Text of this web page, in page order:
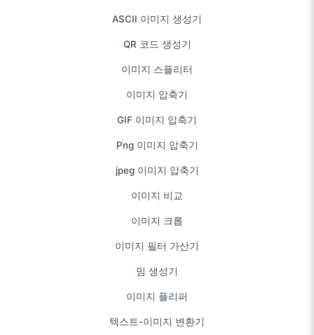
ASCII 이미지 생성기
QR 코드 생성기
이미지 스플리터
이미지 압축기
GIF 이미지 압축기
Png 이미지 압축기
jpeg 이미지 압축기
이미지 비교
이미지 크롭
이미지 필터 가산기
밈 생성기
이미지 플리퍼
텍스트-이미지 변환기